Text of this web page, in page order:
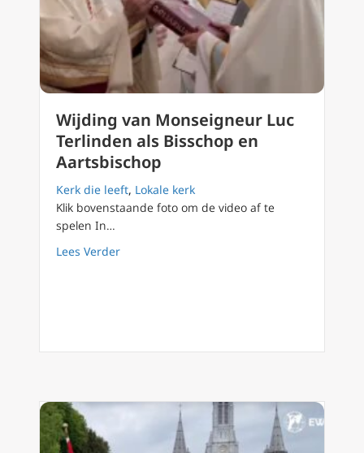
Wijding van Monseigneur Luc
Terlinden als Bisschop en
Aartsbischop
Kerk die leeft, Lokale kerk
Klik bovenstaande foto om de video af te
spelen In…
Lees Verderabout Wijding van Monseigneur Luc